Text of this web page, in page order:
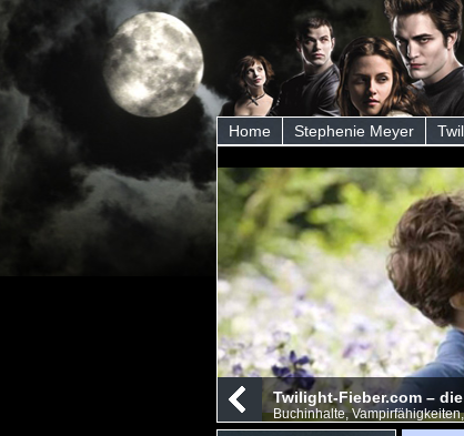
Home Stephenie Meyer
Twilight-Fieber.com –
Buchinhalte,